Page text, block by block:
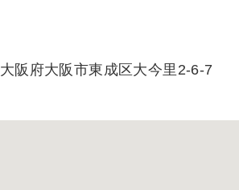
大阪府大阪市東成区大今里2-6-7